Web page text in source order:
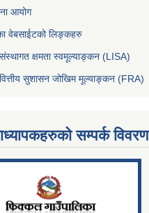
आयोग
वेबसाईटको लिङ्कहरु
क्षमता स्वमूल्याङ्कन (LISA)
सुशासन जोखिम मूल्याङ्कन (FRA)
सम्पर्क विवरण